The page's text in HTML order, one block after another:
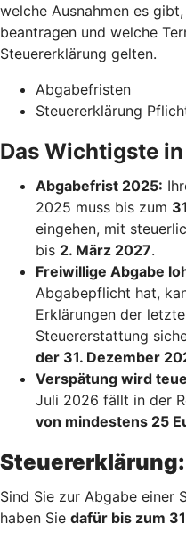
welche Ausnahmen es
beantragen und welche
Steuererklärung gelten.
Abgabefristen
Steuererklärung
Das Wichtigste
Abgabefrist 2025:
2025 muss bis zum
eingehen, mit
bis 2. März 2027.
Freiwillige Abgabe
Abgabepflicht hat,
Erklärungen der
Steuererstattung
der 31. Dezember
Verspätung wird
Juli 2026 fällt in der
von mindestens 25
Sind Sie zur Abgabe einer
haben Sie dafür bis zum